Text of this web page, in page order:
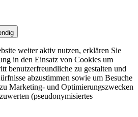
weiter aktiv nutzen, erklären Sie
in den Einsatz von Cookies um
benutzerfreundliche zu gestalten und
abzustimmen sowie um Besuche
Marketing- und Optimierungszwecken
(pseudonymisiertes